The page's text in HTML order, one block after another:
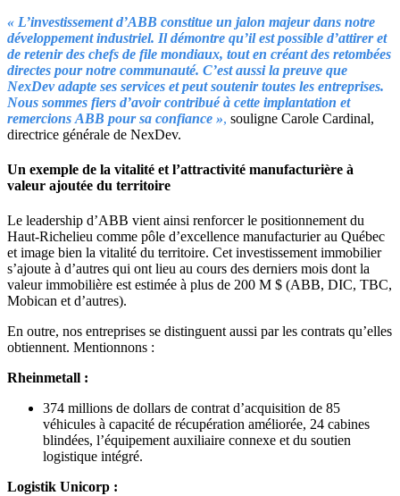
« L’investissement d’ABB constitue un jalon majeur dans notre
développement industriel. Il démontre qu’il est possible d’attirer et
de retenir des chefs de file mondiaux, tout en créant des retombées
directes pour notre communauté. C’est aussi la preuve que
NexDev adapte ses services et peut soutenir toutes les entreprises.
Nous sommes fiers d’avoir contribué à cette implantation et
remercions ABB pour sa confiance », souligne Carole Cardinal,
directrice générale de NexDev.
Un exemple de la vitalité et l’attractivité manufacturière à
valeur ajoutée du territoire
Le leadership d’ABB vient ainsi renforcer le positionnement du
Haut-Richelieu comme pôle d’excellence manufacturier au Québec
et image bien la vitalité du territoire. Cet investissement immobilier
s’ajoute à d’autres qui ont lieu au cours des derniers mois dont la
valeur immobilière est estimée à plus de 200 M $ (ABB, DIC, TBC,
Mobican et d’autres).
En outre, nos entreprises se distinguent aussi par les contrats qu’elles
obtiennent. Mentionnons :
Rheinmetall :
374 millions de dollars de contrat d’acquisition de 85
véhicules à capacité de récupération améliorée, 24 cabines
blindées, l’équipement auxiliaire connexe et du soutien
logistique intégré.
Logistik Unicorp :